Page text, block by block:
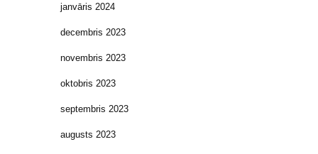
janvāris 2024
decembris 2023
novembris 2023
oktobris 2023
septembris 2023
augusts 2023